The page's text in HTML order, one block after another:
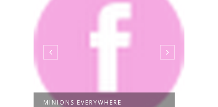
MINIONS EVERYWHERE